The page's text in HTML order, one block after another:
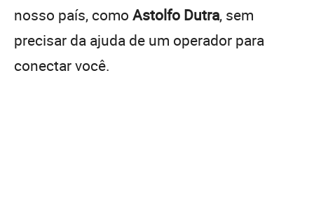
nosso país, como Astolfo Dutra, sem
precisar da ajuda de um operador para
conectar você.